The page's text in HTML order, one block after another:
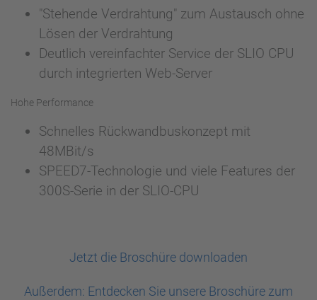
"Stehende Verdrahtung" zum Austausch ohne
Lösen der Verdrahtung
Deutlich vereinfachter Service der SLIO CPU
durch integrierten Web-Server
Hohe Performance
Schnelles Rückwandbuskonzept mit
48MBit/s
SPEED7-Technologie und viele Features der
300S-Serie in der SLIO-CPU
Jetzt die Broschüre downloaden
Außerdem: Entdecken Sie unsere Broschüre zum